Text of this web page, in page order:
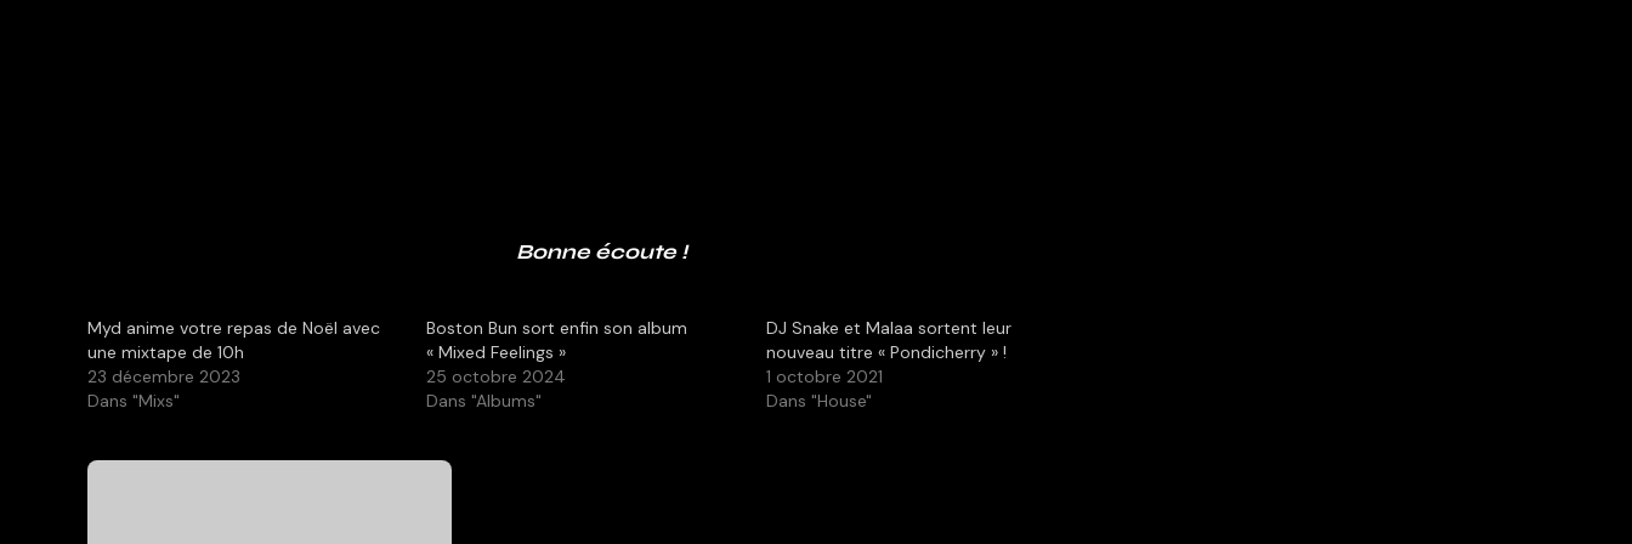
Bonne écoute !
Myd anime votre repas de Noël avec
une mixtape de 10h
23 décembre 2023
Dans "Mixs"
Boston Bun sort enfin son album
« Mixed Feelings »
25 octobre 2024
Dans "Albums"
DJ Snake et Malaa sortent leur
nouveau titre « Pondicherry » !
1 octobre 2021
Dans "House"